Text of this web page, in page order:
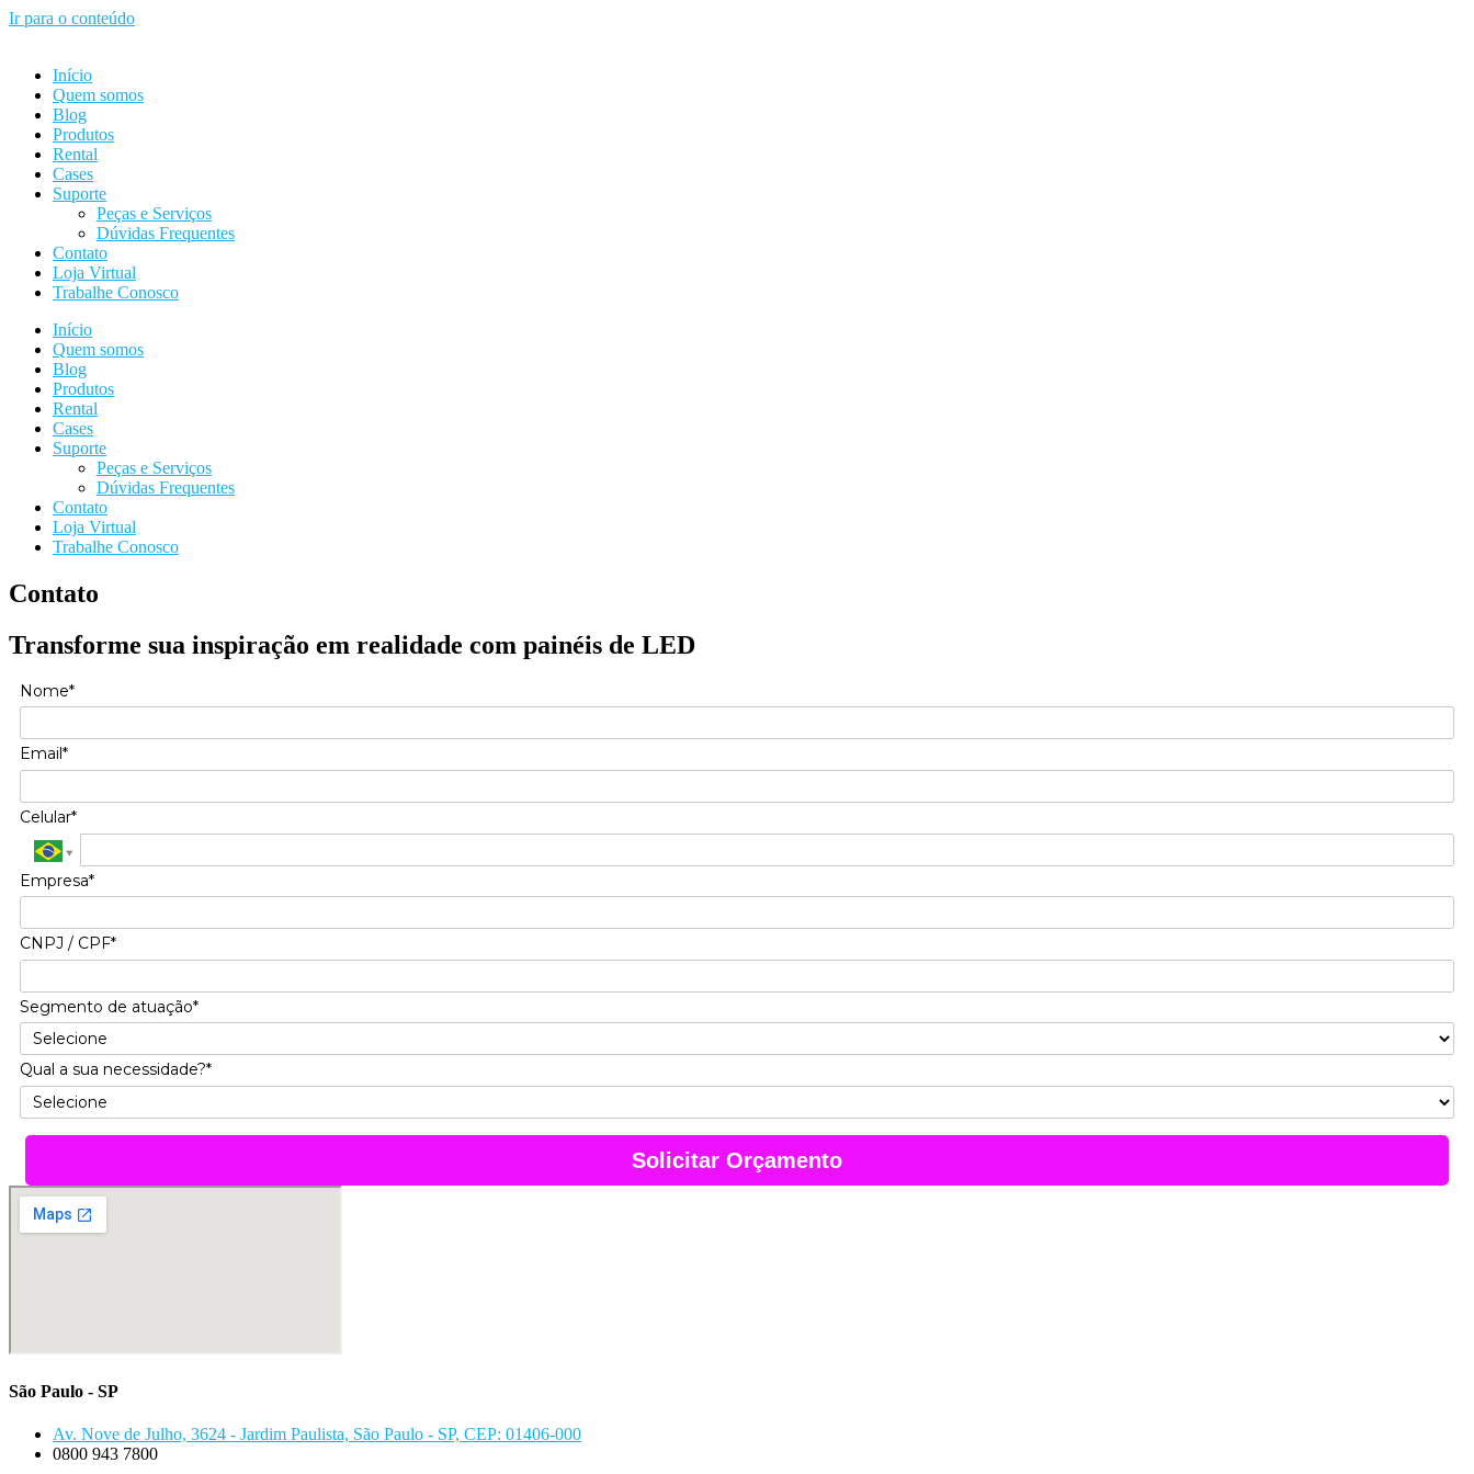
Ir para o conteúdo
Início
Quem somos
Blog
Produtos
Rental
Cases
Suporte
Peças e Serviços
Dúvidas Frequentes
Contato
Loja Virtual
Trabalhe Conosco
Início
Quem somos
Blog
Produtos
Rental
Cases
Suporte
Peças e Serviços
Dúvidas Frequentes
Contato
Loja Virtual
Trabalhe Conosco
Contato
Transforme sua inspiração em realidade com painéis de LED
Nome*
Email*
Celular*
Empresa*
CNPJ / CPF*
Segmento de atuação*
Qual a sua necessidade?*
Solicitar Orçamento
São Paulo - SP
Av. Nove de Julho, 3624 - Jardim Paulista, São Paulo - SP, CEP: 01406-000
0800 943 7800